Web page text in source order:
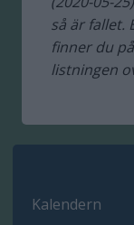
så är fallet.
finner du
listningen
Kalendern